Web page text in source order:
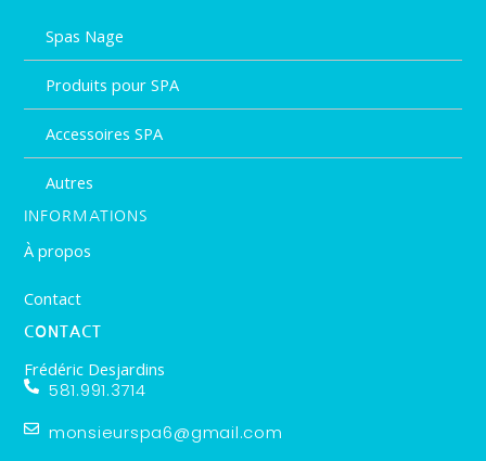
Spas Nage
Produits pour SPA
Accessoires SPA
Autres
INFORMATIONS
À propos
Contact
CONTACT
Frédéric Desjardins
581.991.3714
monsieurspa6@gmail.com